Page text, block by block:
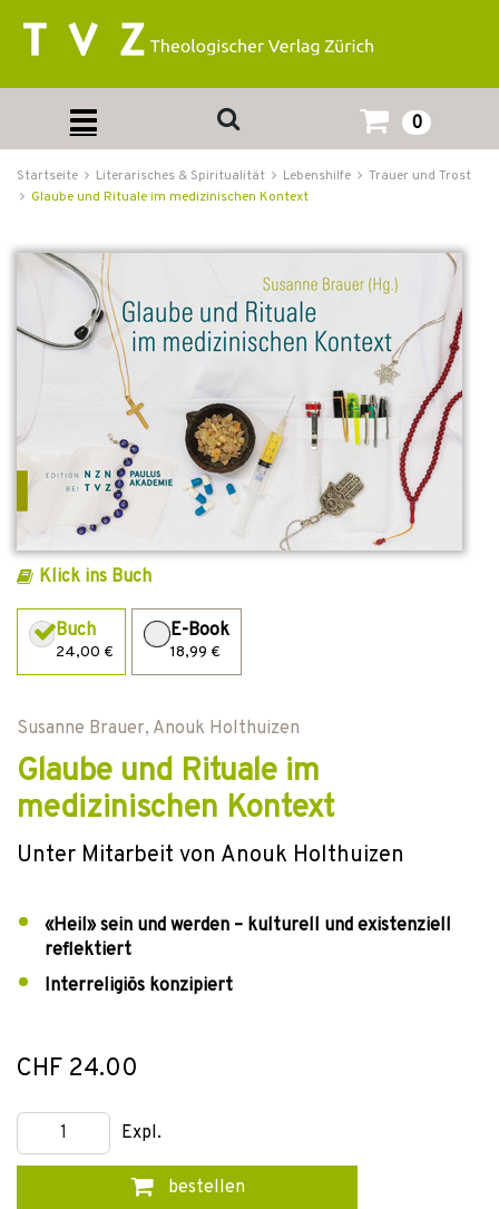
0
Startseite Literarisches & Spiritualität Lebenshilfe
Trauer und Trost
Glaube und Rituale im medizinischen Kontext
Klick ins Buch
Buch
24,00 €
E-Book
18,99 €
Susanne Brauer, Anouk Holthuizen
Glaube und Rituale im
medizinischen Kontext
Unter Mitarbeit von Anouk Holthuizen
«Heil» sein und werden – kulturell und existenziell
reflektiert
Interreligiös konzipiert
CHF 24.00
Expl.
bestellen